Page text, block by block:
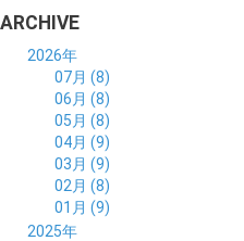
ARCHIVE
2026年
07月 (8)
06月 (8)
05月 (8)
04月 (9)
03月 (9)
02月 (8)
01月 (9)
2025年